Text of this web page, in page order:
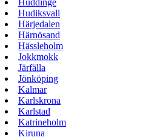
Huddinge
Hudiksvall
Härjedalen
Härnösand
Hässleholm
Jokkmokk
Järfälla
Jönköping
Kalmar
Karlskrona
Karlstad
Katrineholm
Kiruna